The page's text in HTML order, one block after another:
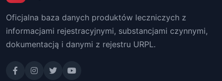
Oficjalna baza danych produktów leczniczych z
informacjami rejestracyjnymi, substancjami czynnymi,
dokumentacją i danymi z rejestru URPL.